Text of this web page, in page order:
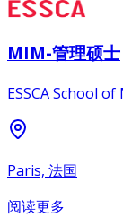
MIM-管理硕士
ESSCA School
Paris, 法国
阅读更多